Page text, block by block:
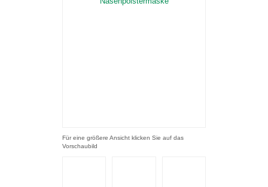
Für eine größere Ansicht klicken Sie auf das
Vorschaubild